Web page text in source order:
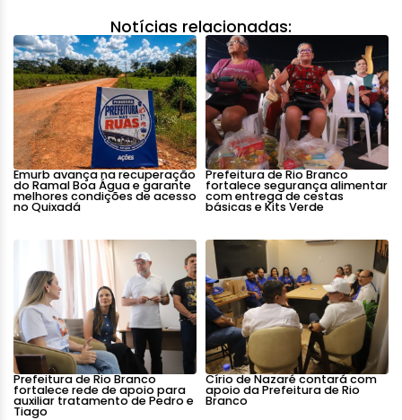
Notícias relacionadas:
Emurb avança na recuperação
do Ramal Boa Água e garante
melhores condições de acesso
no Quixadá
Prefeitura de Rio Branco
fortalece segurança alimentar
com entrega de cestas
básicas e Kits Verde
Prefeitura de Rio Branco
fortalece rede de apoio para
auxiliar tratamento de Pedro e
Tiago
Círio de Nazaré contará com
apoio da Prefeitura de Rio
Branco